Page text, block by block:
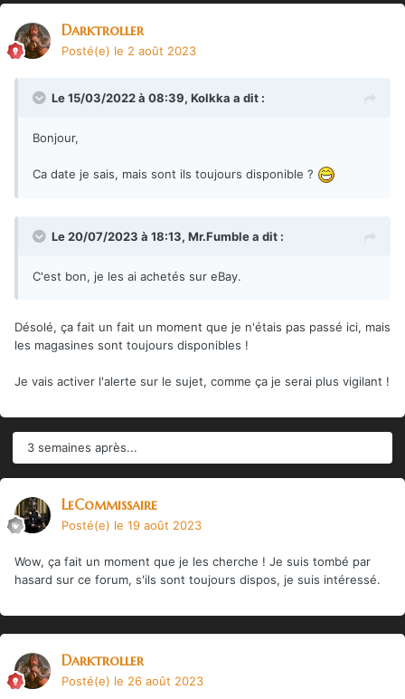
Darktroller
Posté(e) le 2 août 2023
Le 15/03/2022 à 08:39, Kolkka a dit :
Bonjour,
Ca date je sais, mais sont ils toujours disponible ?
Le 20/07/2023 à 18:13, Mr.Fumblea dit :
C'est bon, je les ai achetés sur eBay.
Désolé, ça fait un fait un moment que je n'étais pas passé ici, mais
les magasines sont toujours disponibles !
Je vais activer l'alerte sur le sujet, comme ça je serai plus vigilant !
3 semaines après...
LeCommissaire
Posté(e) le 19 août 2023
Wow, ça fait un moment que je les cherche ! Je suis tombé par
hasard sur ce forum, s'ils sont toujours dispos, je suis intéressé.
Darktroller
Posté(e) le 26 août 2023